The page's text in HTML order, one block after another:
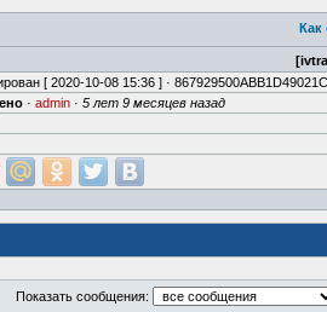
Как
[ 2020-10-08 15:36 ] ·
· admin · 5 лет 9 месяцев назад
Показать сообщения: